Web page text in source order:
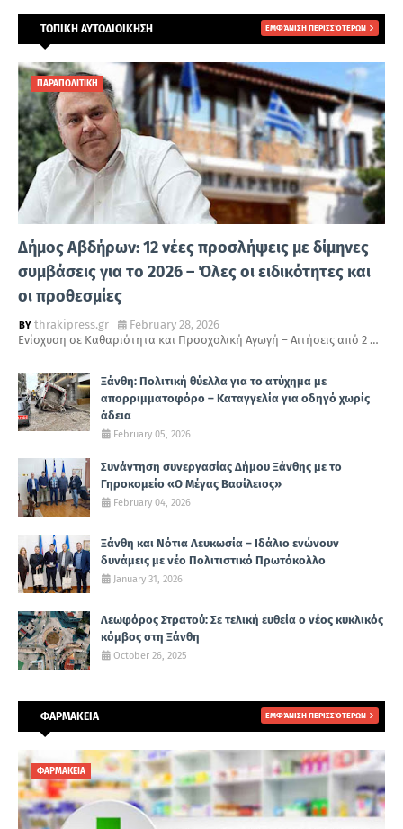
ΤΟΠΙΚΗ ΑΥΤΟΔΙΟΙΚΗΣΗ ΕΜΦΆΝΙΣΗ ΠΕΡΙΣΣΌΤΕΡΩΝ
ΠΑΡΑΠΟΛΙΤΙΚΗ
Δήμος Αβδήρων: 12 νέες προσλήψεις με δίμηνες
συμβάσεις για το 2026 – Όλες οι ειδικότητες και
οι προθεσμίες
thrakipress.gr
February 28, 2026
Ενίσχυση σε Καθαριότητα και Προσχολική Αγωγή – Αιτήσεις από 2 …
Ξάνθη: Πολιτική θύελλα για το ατύχημα με
απορριμματοφόρο – Καταγγελία για οδηγό χωρίς
άδεια
February 05, 2026
Συνάντηση συνεργασίας Δήμου Ξάνθης με το
Γηροκομείο «Ο Μέγας Βασίλειος»
February 04, 2026
Ξάνθη και Νότια Λευκωσία – Ιδάλιο ενώνουν
δυνάμεις με νέο Πολιτιστικό Πρωτόκολλο
January 31, 2026
Λεωφόρος Στρατού: Σε τελική ευθεία ο νέος κυκλικός
κόμβος στη Ξάνθη
October 26, 2025
ΦΑΡΜΑΚΕΙΑ ΕΜΦΆΝΙΣΗ ΠΕΡΙΣΣΌΤΕΡΩΝ
ΦΑΡΜΑΚΕΙΑ